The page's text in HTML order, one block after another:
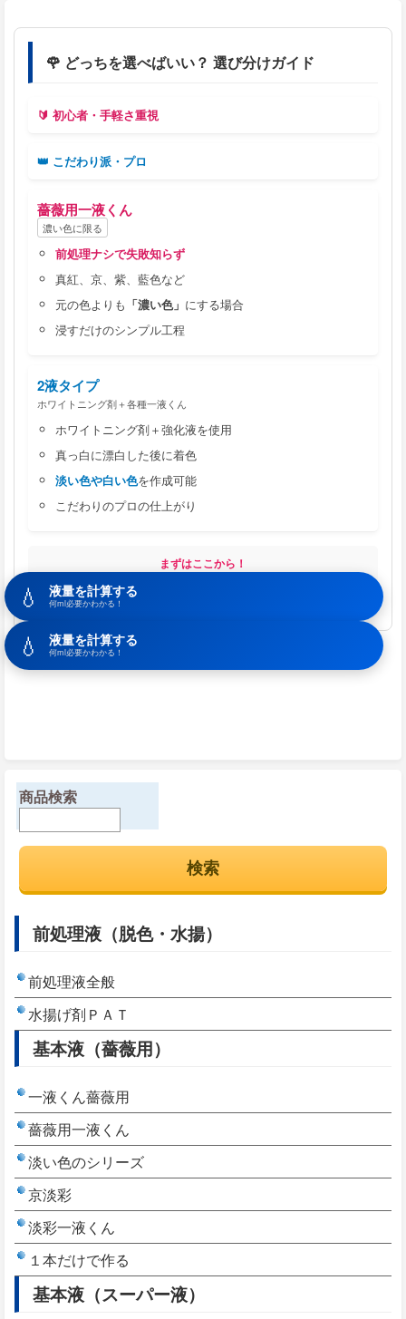
🌹 どっちを選べばいい？ 選び分けガイド
🔰 初心者・手軽さ重視
👑 こだわり派・プロ
薔薇用一液くん
濃い色に限る
前処理ナシで失敗知らず
真紅、京、紫、藍色など
元の色よりも 「濃い色」 にする場合
浸すだけのシンプル工程
2液タイプ
ホワイトニング剤＋各種一液くん
ホワイトニング剤＋強化液を使用
真っ白に漂白した後に着色
淡い色や白い色を作成可能
こだわりのプロの仕上がり
まずはここから！
初めての方は、まずは失敗のない
💧 液量を計算する
何ml必要かわかる！
💧 液量を計算する
何ml必要かわかる！
商品検索
前処理液（脱色・水揚）
前処理液全般
水揚げ剤ＰＡＴ
基本液（薔薇用）
一液くん薔薇用
薔薇用一液くん
淡い色のシリーズ
京淡彩
淡彩一液くん
１本だけで作る
基本液（スーパー液）